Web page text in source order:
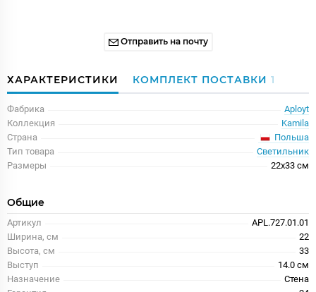
Отправить на почту
ХАРАКТЕРИСТИКИ КОМПЛЕКТ ПОСТАВКИ 1
Фабрика
Aployt
Коллекция
Kamila
Страна
Польша
Тип товара
Светильник
Размеры
22x33 см
Общие
Артикул
APL.727.01.01
Ширина, см
22
Высота, см
33
Выступ
14.0 см
Назначение
Стена